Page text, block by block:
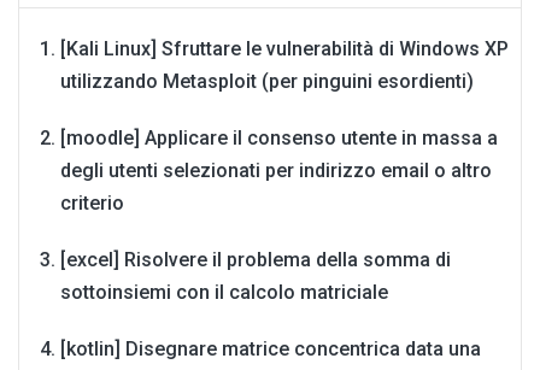
[Kali Linux] Sfruttare le vulnerabilità di Windows XP
utilizzando Metasploit (per pinguini esordienti)
[moodle] Applicare il consenso utente in massa a
degli utenti selezionati per indirizzo email o altro
criterio
[excel] Risolvere il problema della somma di
sottoinsiemi con il calcolo matriciale
[kotlin] Disegnare matrice concentrica data una